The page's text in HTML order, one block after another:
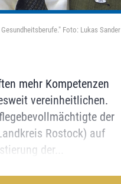
Foto: Lukas Sander
mehr Kompetenzen
vereinheitlichen.
der
Rostock) auf
der...